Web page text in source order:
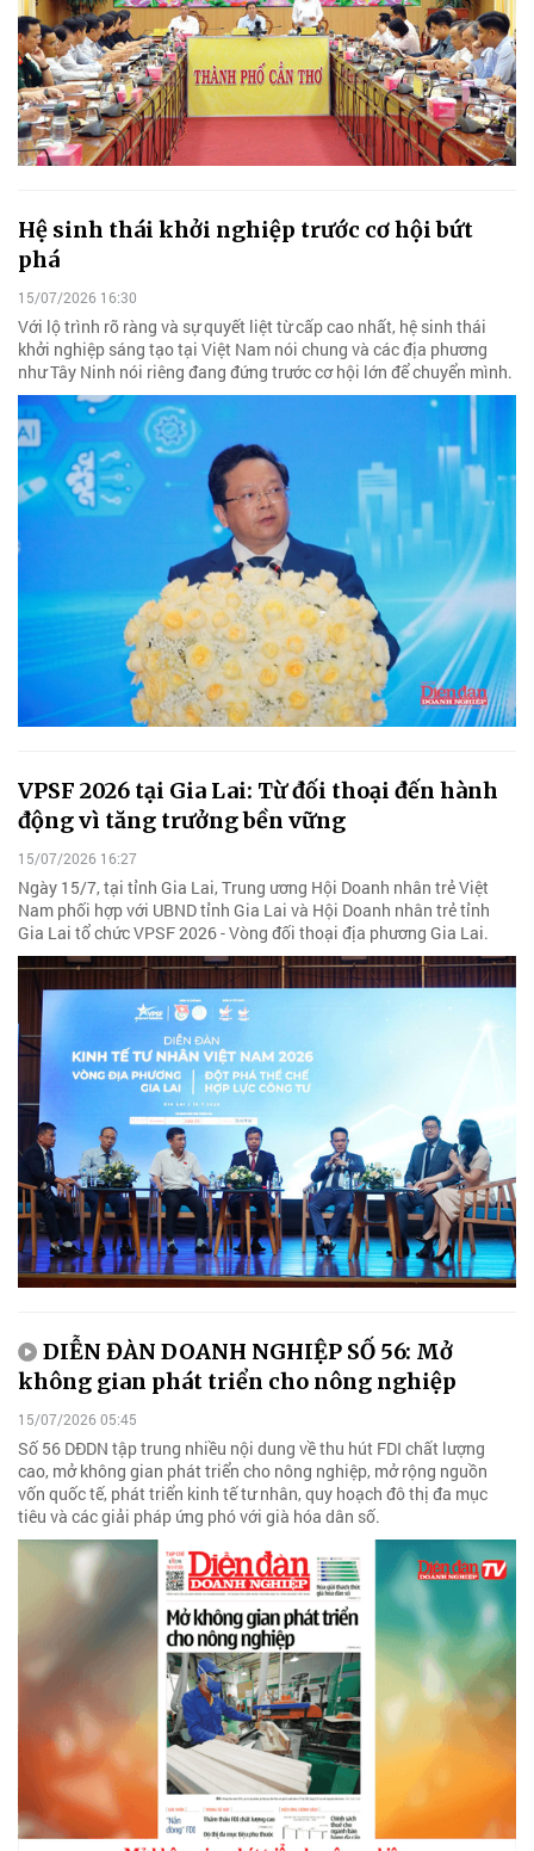
Hệ sinh thái khởi nghiệp trước cơ hội bứt
phá
15/07/2026 16:30
Với lộ trình rõ ràng và sự quyết liệt từ cấp cao nhất, hệ sinh thái
khởi nghiệp sáng tạo tại Việt Nam nói chung và các địa phương
như Tây Ninh nói riêng đang đứng trước cơ hội lớn để chuyển mình.
VPSF 2026 tại Gia Lai: Từ đối thoại đến hành
động vì tăng trưởng bền vững
15/07/2026 16:27
Ngày 15/7, tại tỉnh Gia Lai, Trung ương Hội Doanh nhân trẻ Việt
Nam phối hợp với UBND tỉnh Gia Lai và Hội Doanh nhân trẻ tỉnh
Gia Lai tổ chức VPSF 2026 - Vòng đối thoại địa phương Gia Lai.
DIỄN ĐÀN DOANH NGHIỆP SỐ 56: Mở
không gian phát triển cho nông nghiệp
15/07/2026 05:45
Số 56 DĐDN tập trung nhiều nội dung về thu hút FDI chất lượng
cao, mở không gian phát triển cho nông nghiệp, mở rộng nguồn
vốn quốc tế, phát triển kinh tế tư nhân, quy hoạch đô thị đa mục
tiêu và các giải pháp ứng phó với già hóa dân số.